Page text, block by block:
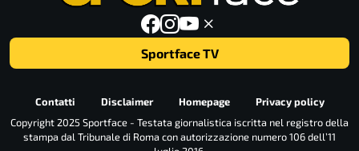
Sportface TV
Contatti Disclaimer Homepage
Privacy policy
Copyright 2025 Sportface - Testata giornalistica iscritta nel registro della
stampa dal Tribunale di Roma con autorizzazione numero 106 dell’11